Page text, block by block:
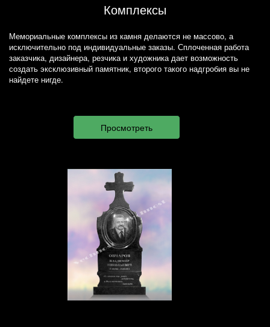
Комплексы
Мемориальные комплексы из камня делаются не массово, а
исключительно под индивидуальные заказы. Сплоченная работа
заказчика, дизайнера, резчика и художника дает возможность
создать эксклюзивный памятник, второго такого надгробия вы не
найдете нигде.